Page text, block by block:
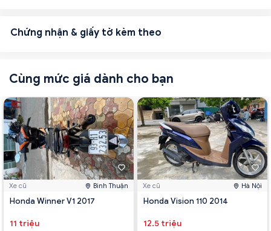
Chứng nhận & giấy tờ kèm theo
Cùng mức giá dành cho bạn
Xe cũ Bình Thuận
Honda Winner V1 2017
11 triệu
Xe cũ Hà Nội
Honda Vision 110 2014
12.5 triệu